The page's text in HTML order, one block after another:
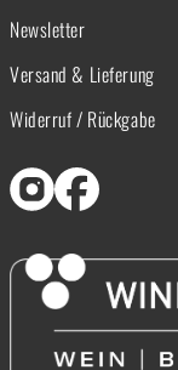
Newsletter
Versand & Lieferung
Widerruf / Rückgabe